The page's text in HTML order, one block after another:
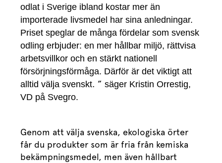
odlat i Sverige ibland kostar mer än
importerade livsmedel har sina anledningar.
Priset speglar de många fördelar som svensk
odling erbjuder: en mer hållbar miljö, rättvisa
arbetsvillkor och en stärkt nationell
försörjningsförmåga. Därför är det viktigt att
alltid välja svenskt. ” säger Kristin Orrestig,
VD på Svegro.
Genom att välja svenska, ekologiska örter
får du produkter som är fria från kemiska
bekämpningsmedel, men även hållbart